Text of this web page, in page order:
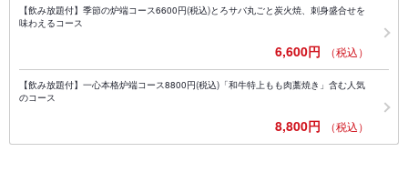
【飲み放題付】季節の炉端コース6600円(税込)とろサバ丸ごと炭火焼、刺身盛合せを
味わえるコース
6,600円 （税込）
【飲み放題付】一心本格炉端コース8800円(税込)「和牛特上もも肉藁焼き」含む人気
のコース
8,800円 （税込）